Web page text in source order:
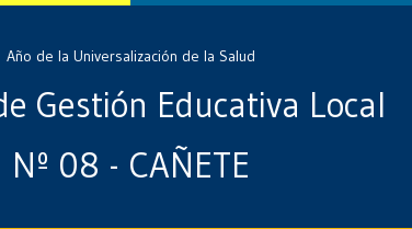
Año de la Universalización de la Salud
Gestión Educativa Local
Nº 08 - CAÑETE